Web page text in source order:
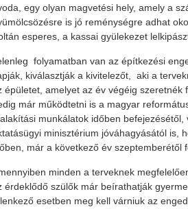
egy olyan magvetési hely, amely a
is jó reménységre adhat
esperes, a kassai gyülekezet
folyamatban van az építkezési
kiválasztják a kivitelezőt, aki a
épületet, amelyet az év végéig szeretnék
már működtetni is a magyar
munkálatok időben befejezésétől,
minisztérium jóváhagyásától is,
már a következő év szeptemberétől
minden a terveknek
érdeklődő szülők már beírathatják
esetben meg kell várniuk az